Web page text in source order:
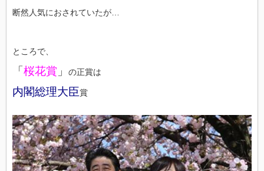
断然人気におされていたが…
ところで、
「 桜花賞 」 の正賞は
内閣総理大臣賞